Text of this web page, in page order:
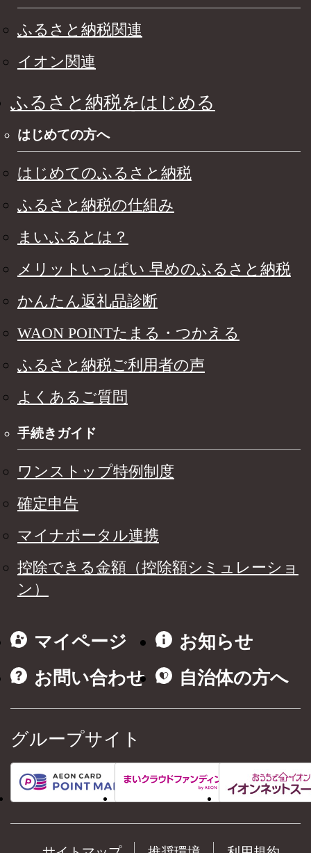
ふるさと納税関連
イオン関連
ふるさと納税をはじめる
はじめての方へ
はじめてのふるさと納税
ふるさと納税の仕組み
まいふるとは？
メリットいっぱい 早めのふるさと納税
かんたん返礼品診断
WAON POINTたまる・つかえる
ふるさと納税ご利用者の声
よくあるご質問
手続きガイド
ワンストップ特例制度
確定申告
マイナポータル連携
控除できる金額（控除額シミュレーショ
ン）
マイページ
お知らせ
お問い合わせ
自治体の方へ
グループサイト